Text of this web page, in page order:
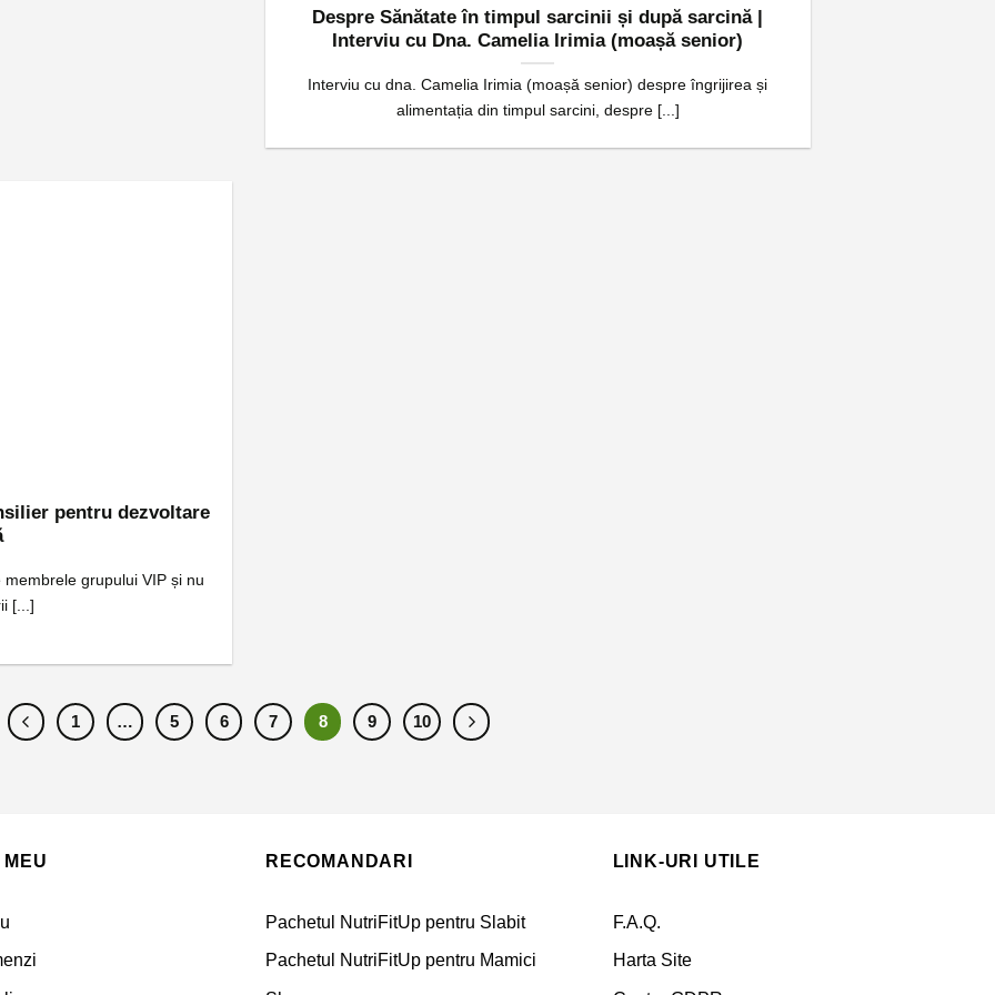
Despre Sănătate în timpul sarcinii și după sarcină |
Interviu cu Dna. Camelia Irimia (moașă senior)
Interviu cu dna. Camelia Irimia (moașă senior) despre îngrijirea și
alimentația din timpul sarcini, despre [...]
pentru dezvoltare
grupului VIP și nu
[...]
1 … 5 6 7 8 9 10
RECOMANDARI
Pachetul NutriFitUp pentru Slabit
Pachetul NutriFitUp pentru Mamici
LINK-URI UTILE
F.A.Q.
Harta Site